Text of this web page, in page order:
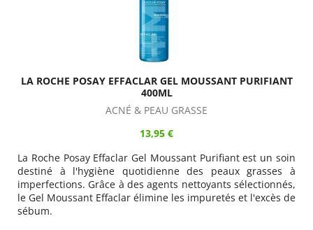
LA ROCHE POSAY EFFACLAR GEL MOUSSANT PURIFIANT
400ML
ACNÉ & PEAU GRASSE
13,95 €
La Roche Posay Effaclar Gel Moussant Purifiant est un soin
destiné à l'hygiène quotidienne des peaux grasses à
imperfections. Grâce à des agents nettoyants sélectionnés,
le Gel Moussant Effaclar élimine les impuretés et l'excès de
sébum.